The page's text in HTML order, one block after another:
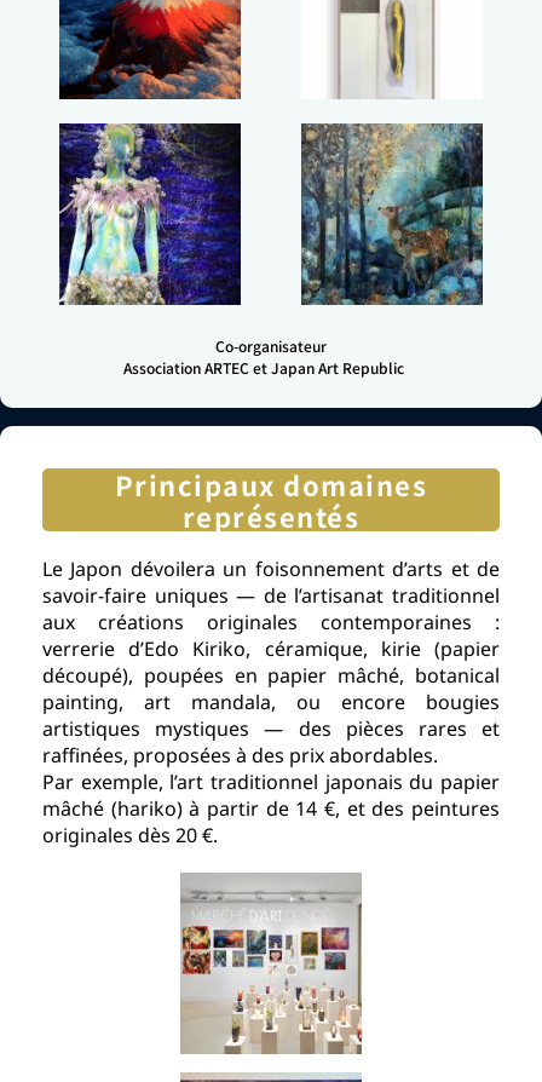
Co-organisateur
Association ARTEC et Japan Art Republic
Principaux domaines
représentés
Le Japon dévoilera un foisonnement d’arts et de
savoir-faire uniques — de l’artisanat traditionnel
aux créations originales contemporaines :
verrerie d’Edo Kiriko, céramique, kirie (papier
découpé), poupées en papier mâché, botanical
painting, art mandala, ou encore bougies
artistiques mystiques — des pièces rares et
raffinées, proposées à des prix abordables.
Par exemple, l’art traditionnel japonais du papier
mâché (hariko) à partir de 14 €, et des peintures
originales dès 20 €.